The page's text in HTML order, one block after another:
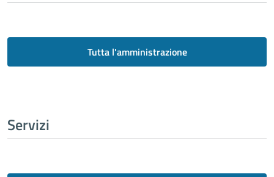
Tutta l'amministrazione
Servizi